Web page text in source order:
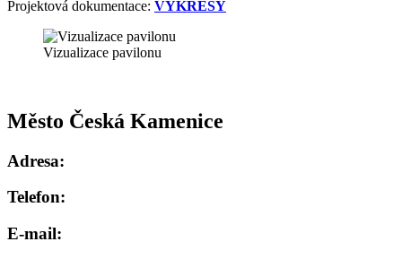
Projektová dokumentace: VÝKRESY
Vizualizace pavilonu
Město Česká Kamenice
Adresa:
Telefon:
E-mail: